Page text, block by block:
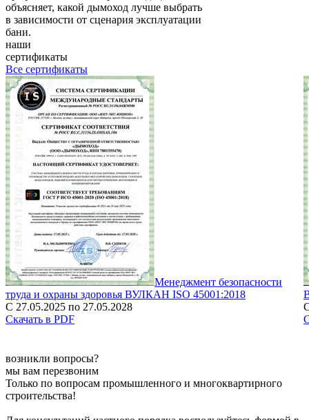
объясняет, какой дымоход лучше выбрать
в зависимости от сценария эксплуатации
бани.
наши
сертификаты
Все сертификаты
Менеджмент безопасности
труда и охраны здоровья ВУЛКАН ISO 45001:2018
С 27.05.2025 по 27.05.2028
Скачать в PDF
возникли вопросы?
мы вам перезвоним
Только по вопросам промышленного и многоквартирного
строительства!